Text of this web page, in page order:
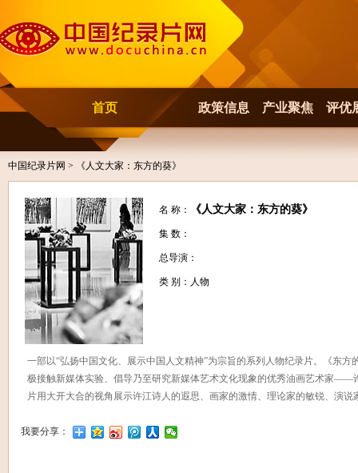
首页 政策信息 产业聚焦 评优
中国纪录片网 > 《人文大家：东方的葵》
名 称： 《人文大家：东方的葵》
集 数：
总导演：
类 别：人物
一部以“弘扬中国文化、展示中国人文精神”为宗旨的系列人物纪录片。《东方
极接触新媒体实验、倡导乃至研究新媒体艺术文化现象的优秀油画艺术家——
片用大开大合的视角展示许江诗人的遐思、画家的激情、理论家的敏锐、演说
我要分享：